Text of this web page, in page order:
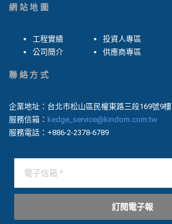
網站地圖
工程實績
公司簡介
投資人專區
供應商專區
聯絡方式
企業地址：台北市松山區民權東路三段169號9樓
服務信箱： kedge_service@kindom.com.tw
服務電話：+886-2-2378-6789
訂閱電子報